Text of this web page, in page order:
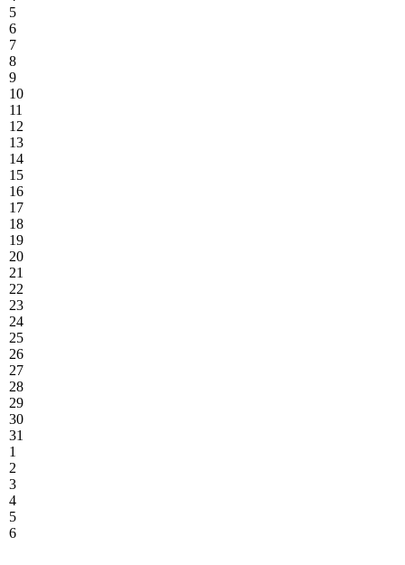
5
6
7
8
9
10
11
12
13
14
15
16
17
18
19
20
21
22
23
24
25
26
27
28
29
30
31
1
2
3
4
5
6